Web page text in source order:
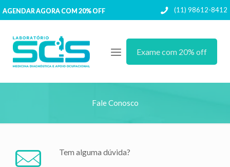
AGENDAR AGORA COM 20% OFF (11) 98612-8412
Exame com 20% off
Fale Conosco
Tem alguma dúvida?